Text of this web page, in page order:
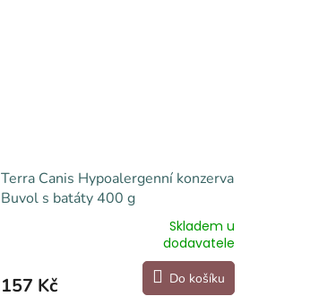
Terra Canis Hypoalergenní konzerva
Buvol s batáty 400 g
je
Skladem u
dodavatele
157 Kč Do košíku